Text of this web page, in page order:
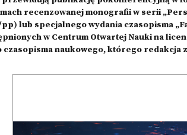
recenzowanej monografii w serii
lub specjalnego wydania czasopisma
w Centrum Otwartej Nauki na
czasopisma naukowego, którego redakcja